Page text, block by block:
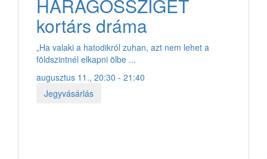
HARAGOSSZIGET
kortárs dráma
„Ha valaki a hatodikról zuhan, azt nem lehet a
földszintnél elkapni ölbe ...
augusztus 11., 20:30 - 21:40
Jegyvásárlás